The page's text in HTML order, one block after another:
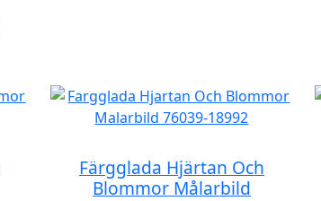
Färgglada Hjärtan Och
Blommor Målarbild